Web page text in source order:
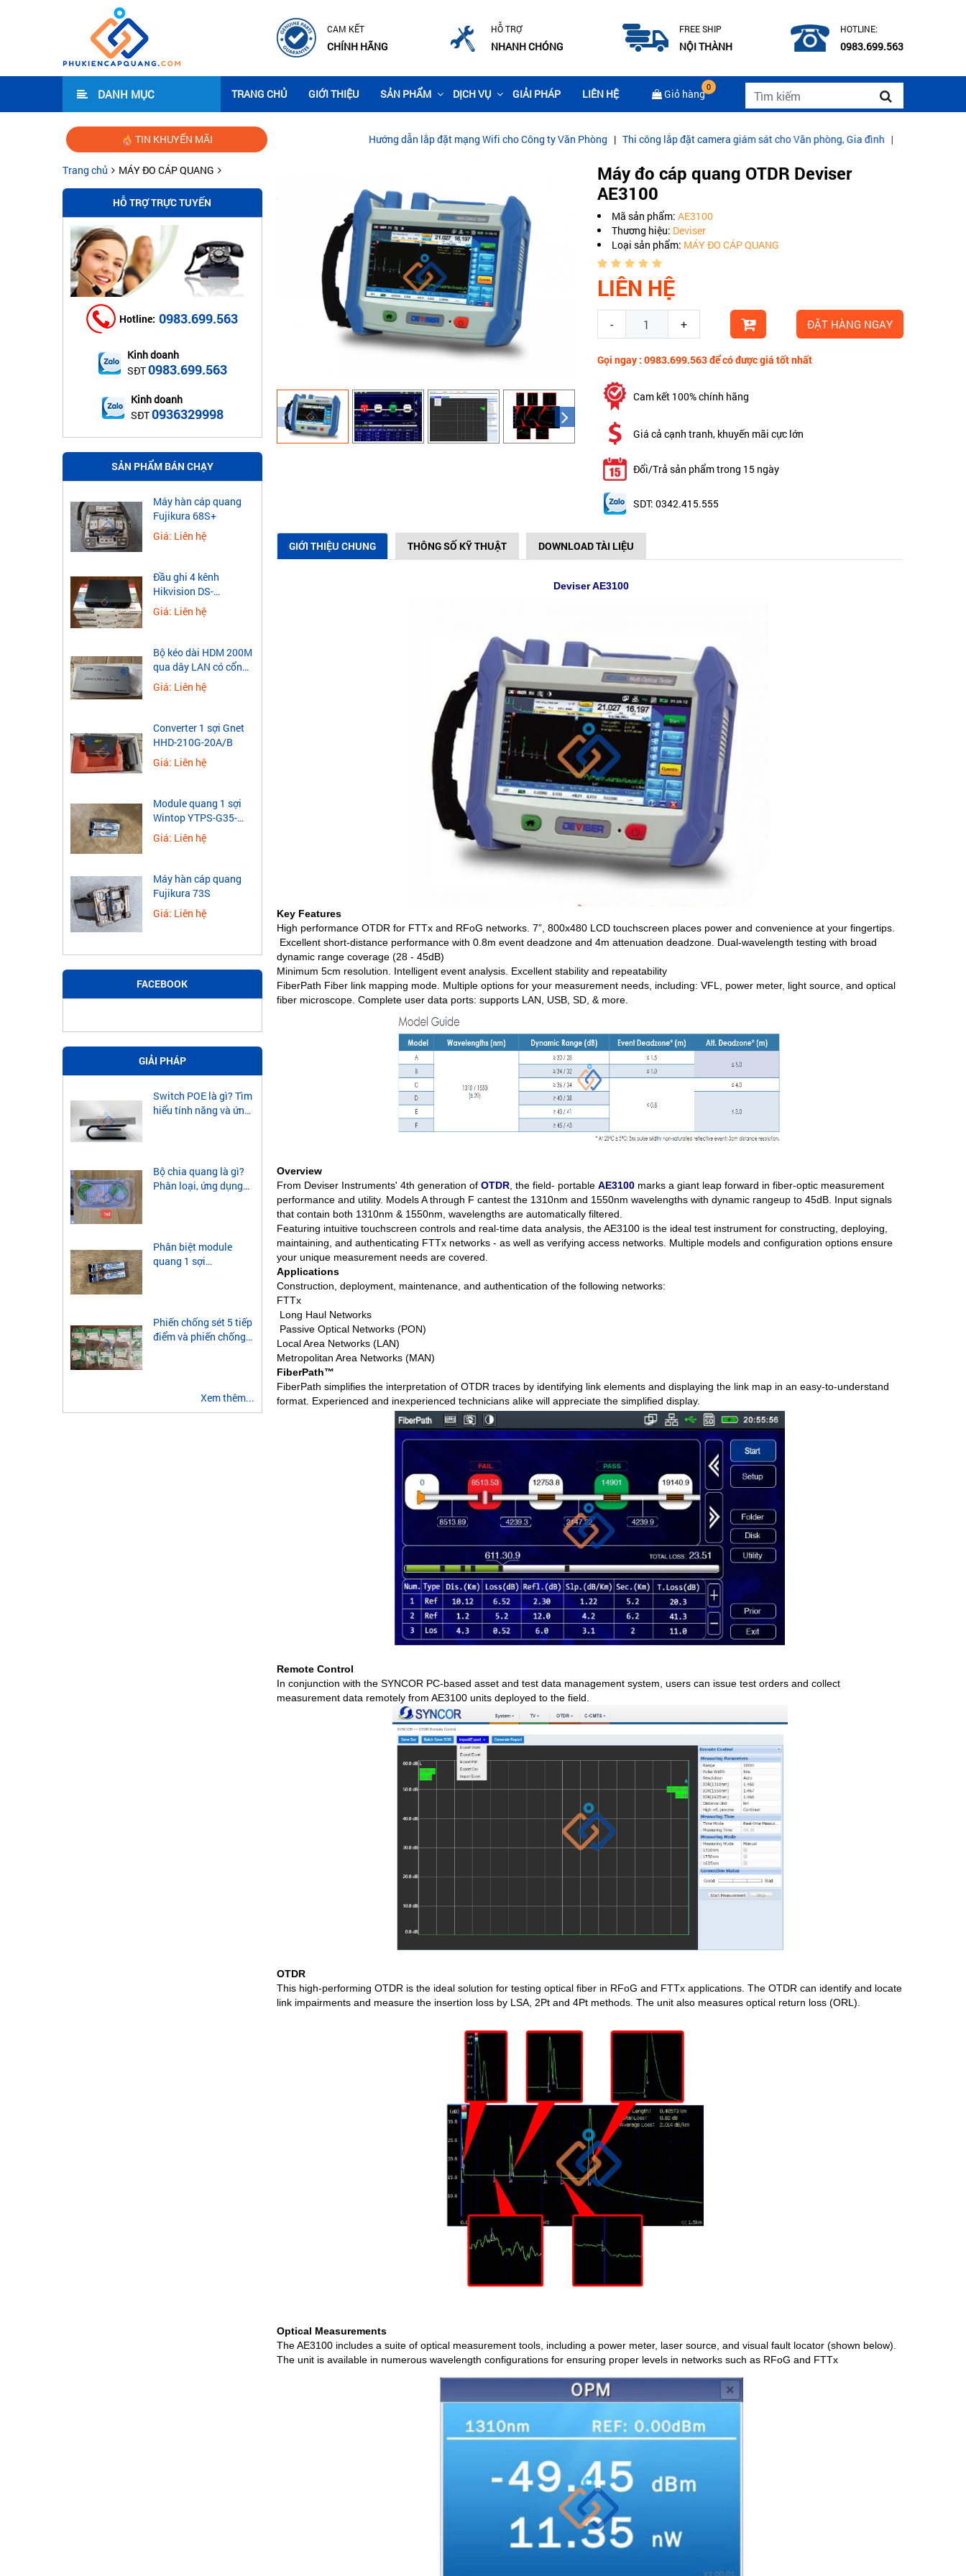
CAM KẾT
CHÍNH HÃNG
HỖ TRỢ
NHANH CHÓNG
FREE SHIP
NỘI THÀNH
HOTLINE:
0983.699.563
DANH MỤC TRANG CHỦ GIỚI THIỆU SẢN PHẨM DỊCH VỤ GIẢI PHÁP LIÊN HỆ Giỏ hàng
0
TIN KHUYẾN MÃI Hướng dẫn lắp đặt mạng Wifi cho Công ty Văn Phòng |Thi công lắp đặt camera giám sát cho Văn phòng, Gia đình|CÁP QUANG COMMSCOPE
Trang chủ MÁY ĐO CÁP QUANG
HỖ TRỢ TRỰC TUYẾN
Hotline: 0983.699.563
Kinh doanh
SĐT0983.699.563
Kinh doanh
SĐT0936329998
SẢN PHẨM BÁN CHẠY
Máy hàn cáp quang
Fujikura 68S+
Giá: Liên hệ
Đầu ghi 4 kênh
Hikvision DS-
7604NXI-K1
Giá: Liên hệ
​Bộ kéo dài HDM 200M
qua dây LAN có cổng
USB
Giá: Liên hệ
Converter 1 sợi Gnet
HHD-210G-20A/B
Giá: Liên hệ
Module quang 1 sợi
Wintop YTPS-G35-
40LD 1.25G
Giá: Liên hệ
Máy hàn cáp quang
Fujikura 73S
Giá: Liên hệ
FACEBOOK
GIẢI PHÁP
Switch POE là gì? Tìm
hiểu tính năng và ứng
Bộ chia quang là gì?
Phân loại, ứng dụng
Phân biệt module
quang 1 sợi
Phiến chống sét 5 tiếp
điểm và phiến chống
Xem thêm...
Máy đo cáp quang OTDR Deviser
AE3100
Mã sản phẩm: AE3100
Thương hiệu: Deviser
Loại sản phẩm: MÁY ĐO CÁP QUANG
LIÊN HỆ
- + ĐẶT HÀNG NGAY
Gọi ngay : 0983.699.563 để có được giá tốt nhất
Cam kết 100% chính hãng
Giá cả cạnh tranh, khuyến mãi cực lớn
Đổi/Trả sản phẩm trong 15 ngày
SDT: 0342.415.555
GIỚI THIỆU CHUNG THÔNG SỐ KỸ THUẬT DOWNLOAD TÀI LIỆU
DeviserAE3100
Key Features
High performance OTDR for FTTx and RFoG networks. 7”, 800x480 LCD touchscreen places power and convenience at your fingertips.
Excellent short-distance performance with 0.8m event deadzone and 4m attenuation deadzone. Dual-wavelength testing with broad
dynamic range coverage (28 - 45dB)
Minimum 5cm resolution. Intelligent event analysis. Excellent stability and repeatability
FiberPath Fiber link mapping mode. Multiple options for your measurement needs, including: VFL, power meter, light source, and optical
fiber microscope. Complete user data ports: supports LAN, USB, SD, & more.
Overview
From Deviser Instruments' 4th generation of OTDR, the field- portable AE3100marks a giant leap forward in fiber-optic measurement
performance and utility. Models A through F cantest the 1310nm and 1550nm wavelengths with dynamic rangeup to 45dB. Input signals
that contain both 1310nm & 1550nm, wavelengths are automatically filtered.
Featuring intuitive touchscreen controls and real-time data analysis, the AE3100 is the ideal test instrument for constructing, deploying,
maintaining, and authenticating FTTx networks - as well as verifying access networks. Multiple models and configuration options ensure
your unique measurement needs are covered.
Applications
Construction, deployment, maintenance, and authentication of the following networks:
FTTx
Long Haul Networks
Passive Optical Networks (PON)
Local Area Networks (LAN)
Metropolitan Area Networks (MAN)
FiberPath™
FiberPath simplifies the interpretation of OTDR traces by identifying link elements and displaying the link map in an easy-to-understand
format. Experienced and inexperienced technicians alike will appreciate the simplified display.
Remote Control
In conjunction with the SYNCOR PC-based asset and test data management system, users can issue test orders and collect
measurement data remotely from AE3100 units deployed to the field.
OTDR
This high-performing OTDR is the ideal solution for testing optical fiber in RFoG and FTTx applications. The OTDR can identify and locate
link impairments and measure the insertion loss by LSA, 2Pt and 4Pt methods. The unit also measures optical return loss (ORL).
Optical Measurements
The AE3100 includes a suite of optical measurement tools, including a power meter, laser source, and visual fault locator (shown below).
The unit is available in numerous wavelength configurations for ensuring proper levels in networks such as RFoG and FTTx